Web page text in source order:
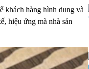
khách hàng hình dung và
hiệu ứng mà nhà sản